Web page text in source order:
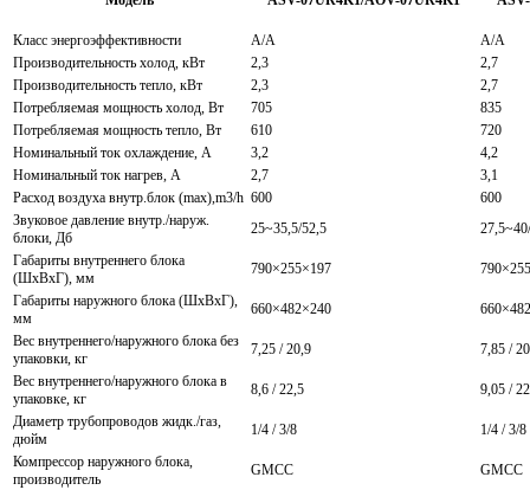
Класс энергоэффективности А/А
А/А
Производительность холод, кВт
2,3
2,7
Производительность тепло, кВт
2,3
2,7
Потребляемая мощность холод, Вт
705
835
Потребляемая мощность тепло, Вт
610
720
Номинальный ток охлаждение, А
3,2
4,2
Номинальный ток нагрев, А
2,7
3,1
Расход воздуха внутр.блок (max),m3/h 600
600
Звуковое давление внутр./наруж.
блоки, Дб
25~35,5/52,5
Габариты внутреннего блока
(ШхВхГ), мм
790×255×197
Габариты наружного блока (ШхВхГ),
мм
660×482×240
Вес внутреннего/наружного блока без
упаковки, кг
7,25 / 20,9
7,85 /
Вес внутреннего/наружного блока в
упаковке, кг
8,6 / 22,5
9,05 /
Диаметр трубопроводов жидк./газ,
дюйм
1/4 / 3/8
1/4 / 3/8
Компрессор наружного блока,
производитель
GMCC
GMCC